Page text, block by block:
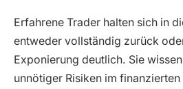
Erfahrene Trader halten sich in
entweder vollständig zurück
Exponierung deutlich. Sie
unnötiger Risiken im